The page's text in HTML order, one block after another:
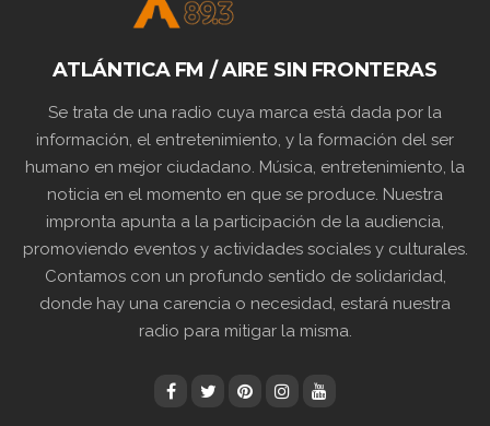
ATLÁNTICA FM / AIRE SIN FRONTERAS
Se trata de una radio cuya marca está dada por la
información, el entretenimiento, y la formación del ser
humano en mejor ciudadano. Música, entretenimiento, la
noticia en el momento en que se produce. Nuestra
impronta apunta a la participación de la audiencia,
promoviendo eventos y actividades sociales y culturales.
Contamos con un profundo sentido de solidaridad,
donde hay una carencia o necesidad, estará nuestra
radio para mitigar la misma.